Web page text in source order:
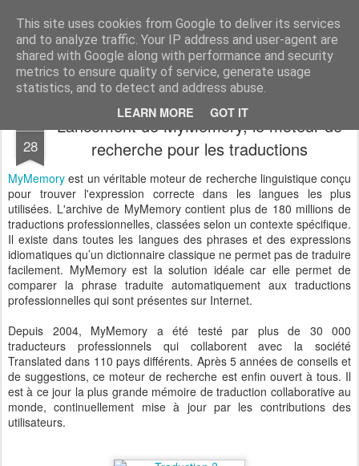
This site uses cookies from Google to deliver its services
and to analyze traffic. Your IP address and user-agent are
shared with Google along with performance and security
metrics to ensure quality of service, generate usage
statistics, and to detect and address abuse.
LEARN MORE GOT IT
Desperate Houseman : les pérégrinations d'un papa, mais pas que !
28
Lancement de MyMemory, le moteur de
recherche pour les traductions
MyMemory est un véritable moteur de recherche linguistique conçu
pour trouver l'expression correcte dans les langues les plus
utilisées. L'archive de MyMemory contient plus de 180 millions de
traductions professionnelles, classées selon un contexte spécifique.
Il existe dans toutes les langues des phrases et des expressions
idiomatiques qu’un dictionnaire classique ne permet pas de traduire
facilement. MyMemory est la solution idéale car elle permet de
comparer la phrase traduite automatiquement aux traductions
professionnelles qui sont présentes sur Internet.
Depuis 2004, MyMemory a été testé par plus de 30 000
traducteurs professionnels qui collaborent avec la société
Translated dans 110 pays différents. Après 5 années de conseils et
de suggestions, ce moteur de recherche est enfin ouvert à tous. Il
est à ce jour la plus grande mémoire de traduction collaborative au
monde, continuellement mise à jour par les contributions des
utilisateurs.